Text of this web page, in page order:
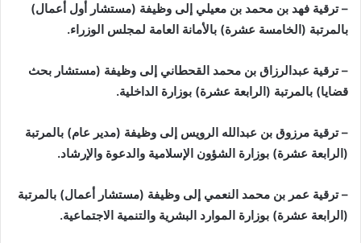
– ترقية فهد بن محمد بن معيلي إلى وظيفة (مستشار أول أعمال)
بالمرتبة (الخامسة عشرة) بالأمانة العامة لمجلس الوزراء.
– ترقية عبدالرزاق بن محمد القحطاني إلى وظيفة (مستشار بحث
قضايا) بالمرتبة (الرابعة عشرة) بوزارة الداخلية.
– ترقية مرزوق بن عبدالله الرويس إلى وظيفة (مدير عام) بالمرتبة
(الرابعة عشرة) بوزارة الشؤون الإسلامية والدعوة والإرشاد.
– ترقية عمر بن محمد النعمي إلى وظيفة (مستشار أعمال) بالمرتبة
(الرابعة عشرة) بوزارة الموارد البشرية والتنمية الاجتماعية.